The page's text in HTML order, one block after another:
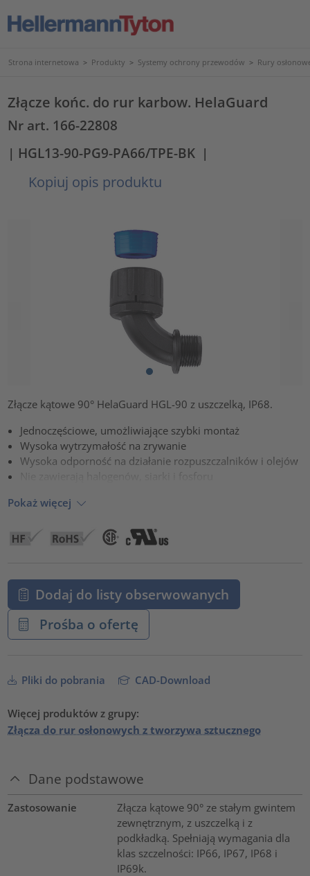
Strona internetowa > Produkty > Systemy ochrony przewodów > Rury
Złącze końc. do rur karbow. HelaGuard
Nr art. 166-22808
| HGL13-90-PG9-PA66/TPE-BK |
Kopiuj opis produktu
Złącze kątowe 90° HelaGuard HGL-90 z uszczelką, IP68.
Jednoczęściowe, umożliwiające szybki montaż
Wysoka wytrzymałość na zrywanie
Wysoka odporność na działanie rozpuszczalników i olejów
Nie zawierają halogenów, siarki i fosforu
Pokaż więcej
Dodaj do listy obserwowanych
Prośba o ofertę
Pliki do pobrania CAD-Download
Więcej produktów z grupy:
Złącza do rur osłonowych z tworzywa sztucznego
Dane podstawowe
Zastosowanie
Złącza kątowe 90° ze stałym gwintem
zewnętrznym, z uszczelką i z
podkładką. Spełniają wymagania dla
klas szczelności: IP66, IP67, IP68 i
IP69k.